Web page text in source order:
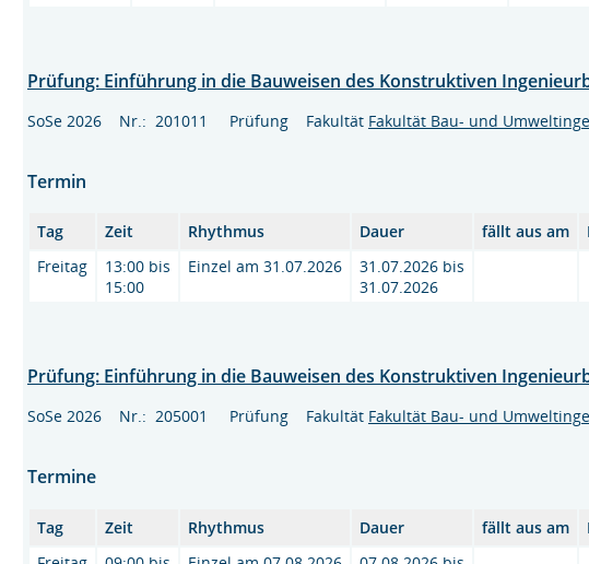
Prüfung: Einführung in die Bauweisen des Konstruktiven
SoSe 2026 Nr.: 201011 Prüfung Fakultät Fakultät Bau- und
Termin
Tag Zeit Rhythmus Dauer fällt aus am
Freitag
13:00 bis
15:00
Einzel am 31.07.2026
31.07.2026 bis
31.07.2026
Prüfung: Einführung in die Bauweisen des Konstruktiven
SoSe 2026 Nr.: 205001 Prüfung Fakultät Fakultät Bau- und
Termine
Tag Zeit Rhythmus Dauer fällt aus am